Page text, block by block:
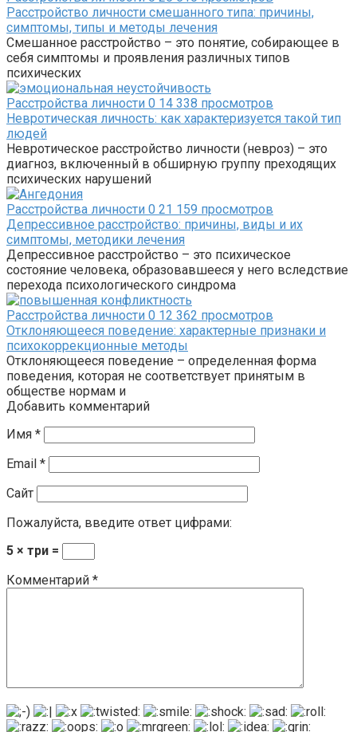
Расстройство личности смешанного типа: причины,
симптомы, типы и методы лечения
Смешанное расстройство – это понятие, собирающее в
себя симптомы и проявления различных типов
психических
Расстройства личности 0 14 338 просмотров
Невротическая личность: как характеризуется такой тип
людей
Невротическое расстройство личности (невроз) – это
диагноз, включенный в обширную группу преходящих
психических нарушений
Расстройства личности 0 21 159 просмотров
Депрессивное расстройство: причины, виды и их
симптомы, методики лечения
Депрессивное расстройство – это психическое
состояние человека, образовавшееся у него вследствие
перехода психологического синдрома
Расстройства личности 0 12 362 просмотров
Отклоняющееся поведение: характерные признаки и
психокоррекционные методы
Отклоняющееся поведение – определенная форма
поведения, которая не соответствует принятым в
обществе нормам и
Добавить комментарий
Имя *
Email *
Сайт
Пожалуйста, введите ответ цифрами:
5 × три =
Комментарий *